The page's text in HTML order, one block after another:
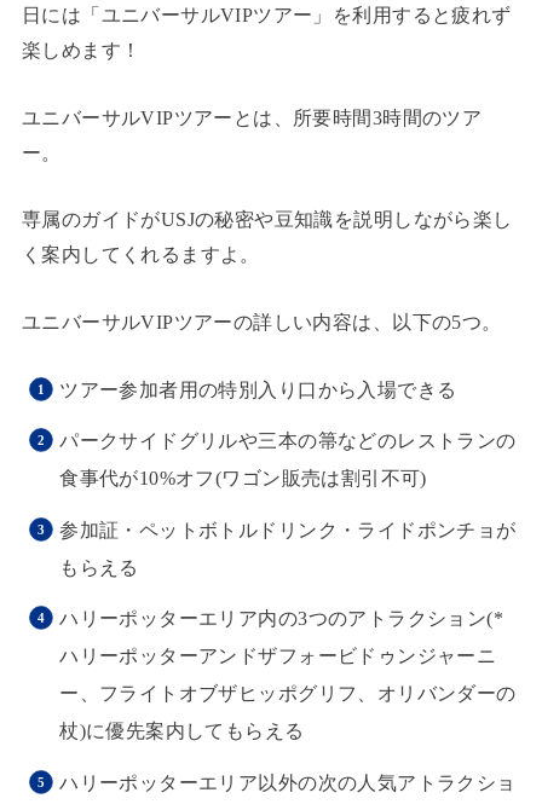
日には「ユニバーサルVIPツアー」を利用すると疲れず
楽しめます！
ユニバーサルVIPツアーとは、所要時間3時間のツア
ー。
専属のガイドがUSJの秘密や豆知識を説明しながら楽し
く案内してくれるますよ。
ユニバーサルVIPツアーの詳しい内容は、以下の5つ。
ツアー参加者用の特別入り口から入場できる
パークサイドグリルや三本の箒などのレストランの
食事代が10%オフ(ワゴン販売は割引不可)
参加証・ペットボトルドリンク・ライドポンチョが
もらえる
ハリーポッターエリア内の3つのアトラクション(*
ハリーポッターアンドザフォービドゥンジャーニ
ー、フライトオブザヒッポグリフ、オリバンダーの
杖)に優先案内してもらえる
ハリーポッターエリア以外の次の人気アトラクショ